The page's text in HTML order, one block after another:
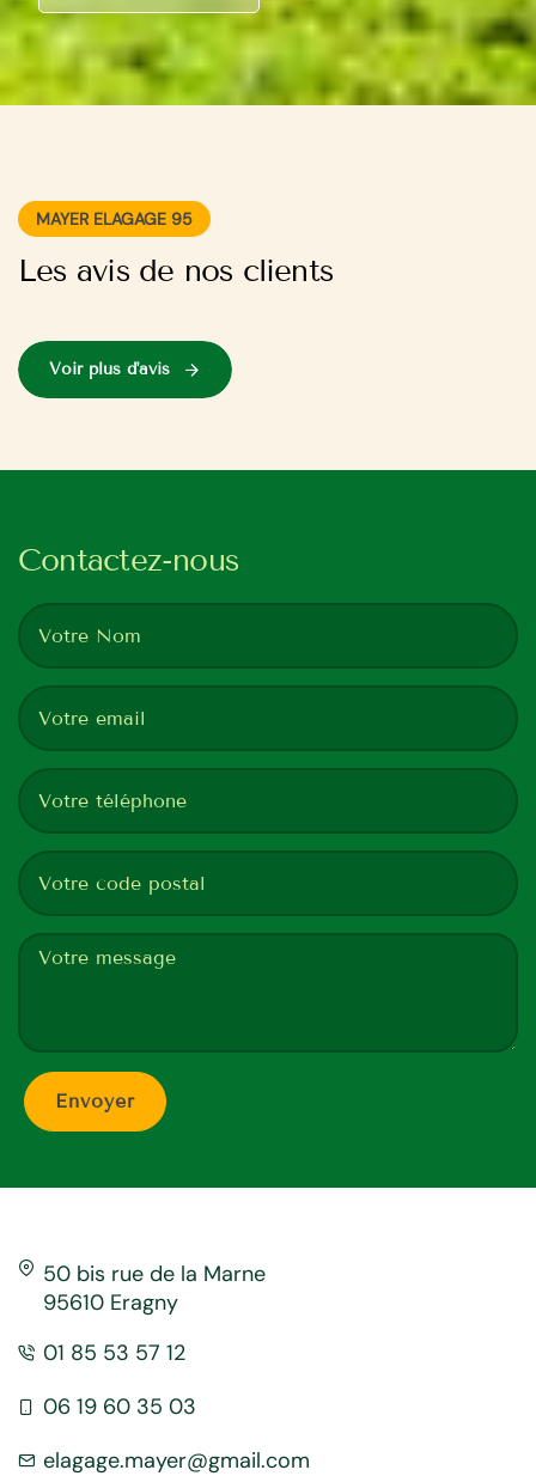
MAYER ELAGAGE 95
Les avis de nos clients
Voir plus d'avis
Contactez-nous
50 bis rue de la Marne
95610 Eragny
01 85 53 57 12
06 19 60 35 03
elagage.mayer@gmail.com